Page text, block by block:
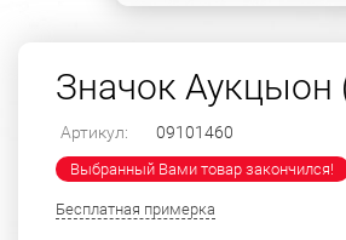
Значок Аукцыон
Артикул: 09101460
Выбранный Вами товар закончился!
Бесплатная примерка